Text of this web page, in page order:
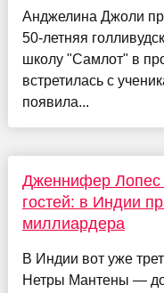
Анджелина Джоли
50-летняя
школу "Самлот" в
встретилась с
появила...
Дженнифер Лопес
гостей: в Индии
миллиардера
В Индии вот уже
Нетры Мантены —